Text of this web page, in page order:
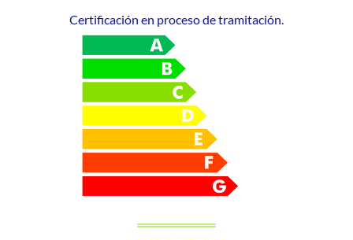
Certificación en proceso de tramitación.